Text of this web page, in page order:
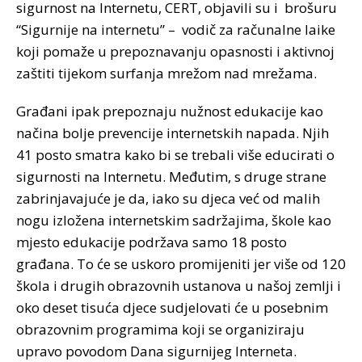
sigurnost na Internetu, CERT, objavili su i brošuru
“Sigurnije na internetu” – vodič za računalne laike
koji pomaže u prepoznavanju opasnosti i aktivnoj
zaštiti tijekom surfanja mrežom nad mrežama.
Građani ipak prepoznaju nužnost edukacije kao
načina bolje prevencije internetskih napada. Njih
41 posto smatra kako bi se trebali više educirati o
sigurnosti na Internetu. Međutim, s druge strane
zabrinjavajuće je da, iako su djeca već od malih
nogu izložena internetskim sadržajima, škole kao
mjesto edukacije podržava samo 18 posto
građana. To će se uskoro promijeniti jer više od 120
škola i drugih obrazovnih ustanova u našoj zemlji i
oko deset tisuća djece sudjelovati će u posebnim
obrazovnim programima koji se organiziraju
upravo povodom Dana sigurnijeg Interneta.